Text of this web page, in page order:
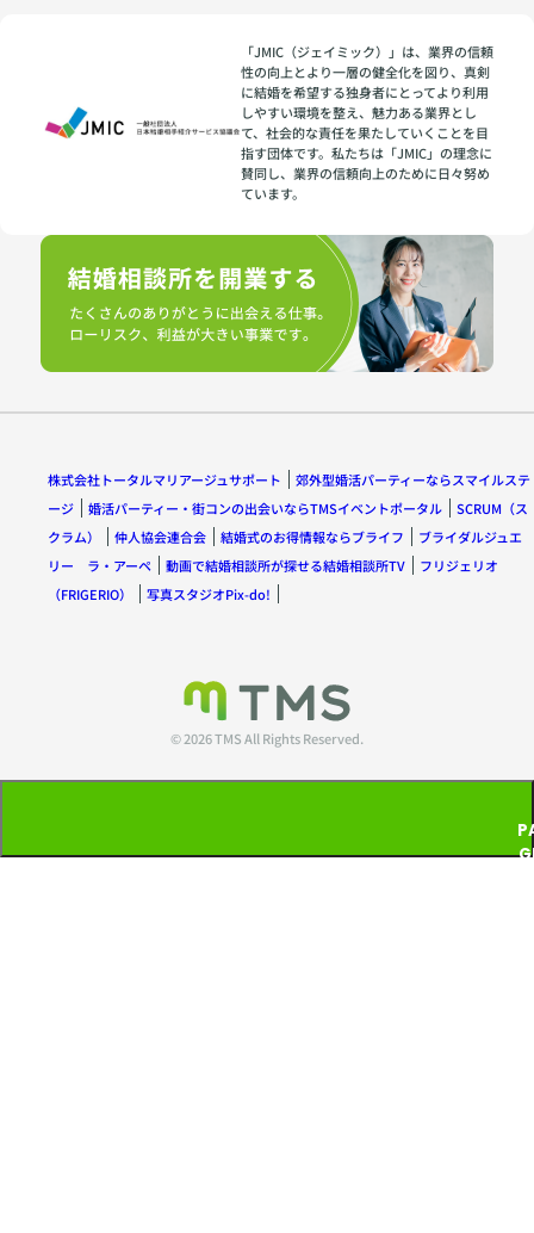
「JMIC（ジェイミック）」は、業界の信頼
性の向上とより一層の健全化を図り、真剣
に結婚を希望する独身者にとってより利用
しやすい環境を整え、魅力ある業界とし
て、社会的な責任を果たしていくことを目
指す団体です。私たちは「JMIC」の理念に
賛同し、業界の信頼向上のために日々努め
ています。
株式会社トータルマリアージュサポート
郊外型婚活パーティーならスマイルステ
ージ
婚活パーティー・街コンの出会いならTMSイベントポータル
SCRUM（ス
クラム）
仲人協会連合会 結婚式のお得情報ならブライフ
ブライダルジュエ
リー ラ・アーペ
動画で結婚相談所が探せる結婚相談所TV
フリジェリオ
（FRIGERIO）
写真スタジオPix-do!
© 2026 TMS All Rights Reserved.